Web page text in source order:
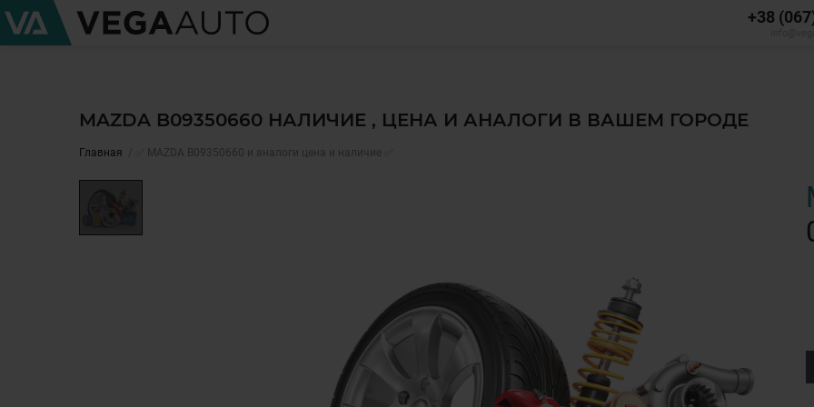
+38
MAZDA B09350660 НАЛИЧИЕ , ЦЕНА И АНАЛОГИ В ВАШЕМ ГОРОДЕ
Главная ✅ MAZDA B09350660 и аналоги цена и наличие ✅